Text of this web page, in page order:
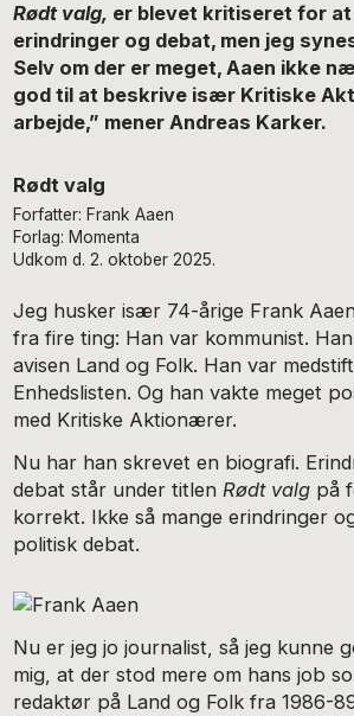
Rødt valg, er blevet kritiseret for at
erindringer og debat, men jeg
Selv om der er meget, Aaen ikke
god til at beskrive især Kritiske
arbejde,” mener Andreas Karker.
Rødt valg
Forfatter: Frank Aaen
Forlag: Momenta
Udkom d. 2. oktober 2025.
Jeg husker især 74-årige Frank
fra fire ting: Han var kommunist.
avisen Land og Folk. Han var
Enhedslisten. Og han vakte meget
med Kritiske Aktionærer.
Nu har han skrevet en biografi.
debat står under titlenRødt valg på
korrekt. Ikke så mange erindringer
politisk debat.
Nu er jeg jo journalist, så jeg kunne
mig, at der stod mere om hans job
redaktør på Land og Folk fra 1986-